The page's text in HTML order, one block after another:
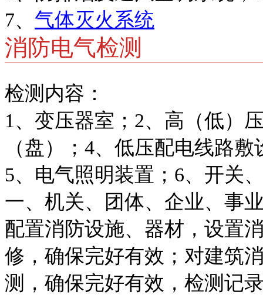
7、 气体灭火系统
消防电气检测
检测内容：
1、变压器室；2、高（低）
（盘）；4、低压配电线路敷
5、电气照明装置；6、开关
一、机关、团体、企业、事
配置消防设施、器材，设置
修，确保完好有效；对建筑
测，确保完好有效，检测记